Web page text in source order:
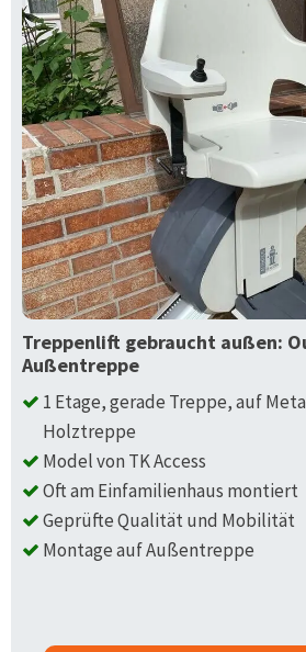
Treppenlift gebraucht außen:
Außentreppe
1 Etage, gerade Treppe, auf
Holztreppe
Model von TK Access
Oft am Einfamilienhaus montiert
Geprüfte Qualität und Mobilität
Montage auf Außentreppe